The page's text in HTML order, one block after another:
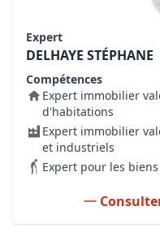
Expert
DELHAYE STÉPHANE
Compétences
Expert immobilier
d'habitations
Expert immobilier
et industriels
Expert pour les